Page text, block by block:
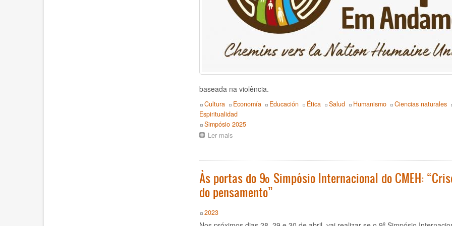
baseada na violência.
Topics
Cultura Economía Educación Ética Salud Humanismo Ciencias naturales
Espiritualidad
Event
Simpósio 2025
Ler maissobre
10º
do
CMEH
a
Às portas do 9º Simpósio Internacional do CMEH:
do pensamento”
Year
2023